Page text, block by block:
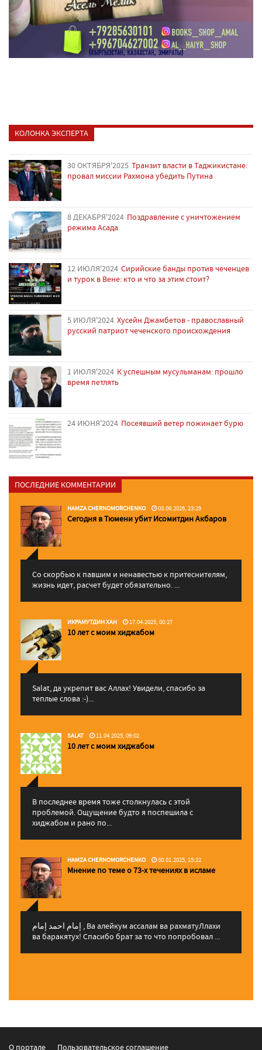
КОЛОНКА ЭКСПЕРТА
30 ОКТЯБРЯ'2025 Транзит власти в Таджикистане:
провал миссии Рахмона убедить Путина
8 ДЕКАБРЯ'2024 Поздравление с уничтожением
режима Асада
12 ИЮЛЯ'2024 Сирийские банды против чеченцев
и турок в Вене: кто и что за этим стоит?
5 ИЮЛЯ'2024 Хусейн Джамбетов - православный
русский патриот чеченского происхождения
1 ИЮЛЯ'2024 К успешным мусульманам: прошло
время петлять
24 ИЮНЯ'2024 Посеявший ветер пожинает бурю
ПОСЛЕДНИЕ КОММЕНТАРИИ
HAMZA CHERNOMORCHENKO 03.06.2026, 23:29
Сегодня в Тюмени убит Исомитдин Акбаров
Со скорбью к павшим и ненавестью к притеснителям,
жизнь идет, расчет будет обязательно. ...
ИКРАМУТДИН ХАН 17.04.2025, 00:27
10 лет с моим хиджабом
Salat, да укрепит вас Аллаx! Увидели, спасибо за
теплые слова :-)...
SALAT 11.04.2025, 09:02
10 лет с моим хиджабом
В последнее время тоже столкнулась с этой
проблемой. Ощущение будто я поспешила с
хиджабом и рано по...
HAMZA CHERNOMORCHENKO 30.01.2025, 15:22
Мнение по теме о 73-х течениях в исламе
إمام احمد إمام , Ва алейкум ассалам ва рахматуЛлахи
ва баракятух! Спасибо брат за то что попробовал ...
О портале Пользовательское соглашение